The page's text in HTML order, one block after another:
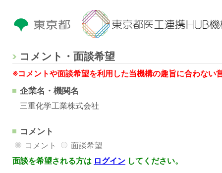
コメント・面談希望
※コメントや面談希望を利用した当機構の趣旨に合わない
企業名・機関名
三重化学工業株式会社
コメント
コメント
面談希望
面談を希望される方は ログイン してください。